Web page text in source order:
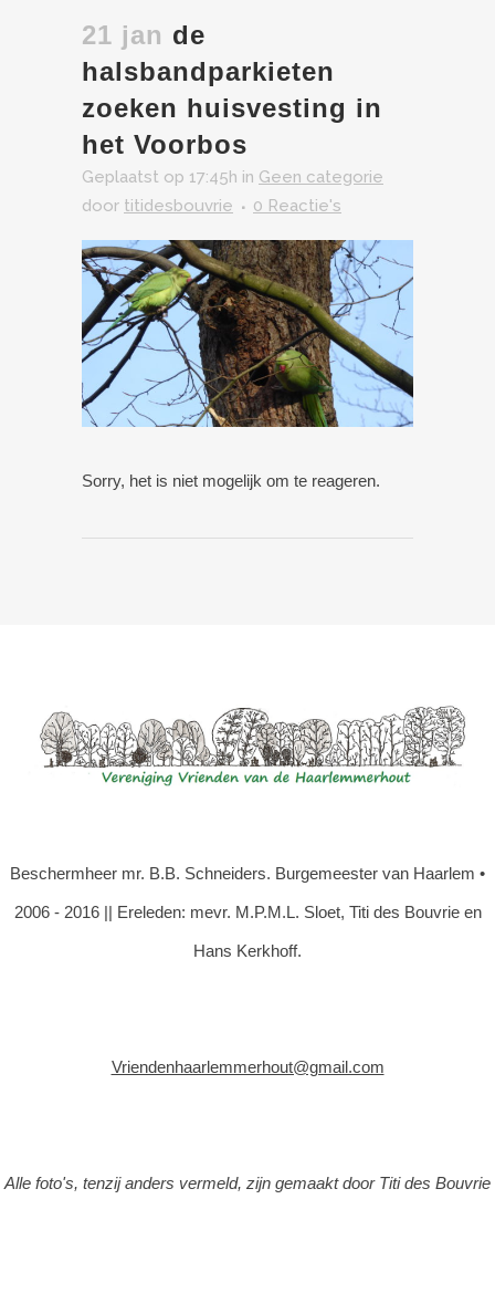
21 jan de
halsbandparkieten
zoeken huisvesting in
het Voorbos
Geplaatst op 17:45h in Geen categorie
door titidesbouvrie 0 Reactie's
Sorry, het is niet mogelijk om te reageren.
Beschermheer mr. B.B. Schneiders. Burgemeester van Haarlem •
2006 - 2016 || Ereleden: mevr. M.P.M.L. Sloet, Titi des Bouvrie en
Hans Kerkhoff.
Vriendenhaarlemmerhout@gmail.com
Alle foto's, tenzij anders vermeld, zijn gemaakt door Titi des Bouvrie